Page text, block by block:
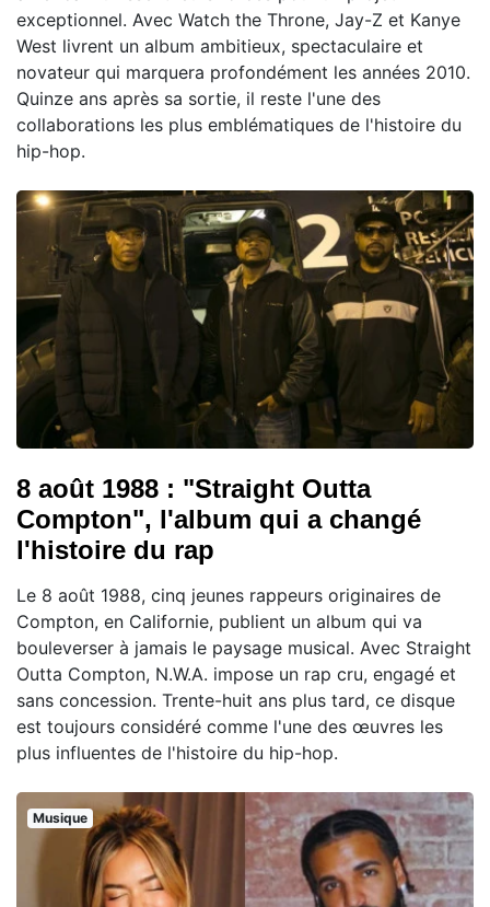
exceptionnel. Avec Watch the Throne, Jay-Z et Kanye
West livrent un album ambitieux, spectaculaire et
novateur qui marquera profondément les années 2010.
Quinze ans après sa sortie, il reste l'une des
collaborations les plus emblématiques de l'histoire du
hip-hop.
8 août 1988 : "Straight Outta
Compton", l'album qui a changé
l'histoire du rap
Le 8 août 1988, cinq jeunes rappeurs originaires de
Compton, en Californie, publient un album qui va
bouleverser à jamais le paysage musical. Avec Straight
Outta Compton, N.W.A. impose un rap cru, engagé et
sans concession. Trente-huit ans plus tard, ce disque
est toujours considéré comme l'une des œuvres les
plus influentes de l'histoire du hip-hop.
Musique